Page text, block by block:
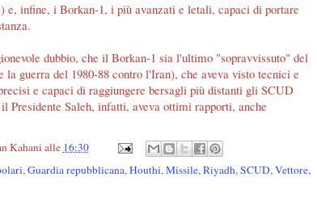
e, infine, i Borkan-1, i più avanzati e letali, capaci di portare
dubbio, che il Borkan-1 sia l'ultimo "sopravvissuto" del
guerra del 1980-88 contro l'Iran), che aveva visto tecnici e
e capaci di raggiungere bersagli più distanti gli SCUD
Presidente Saleh, infatti, aveva ottimi rapporti, anche
Kahani alle 16:30
,Guardia repubblicana,Houthi,Missile,Riyadh,SCUD,Vettore,